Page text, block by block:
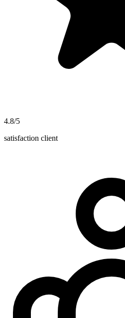
4.8/5
satisfaction client